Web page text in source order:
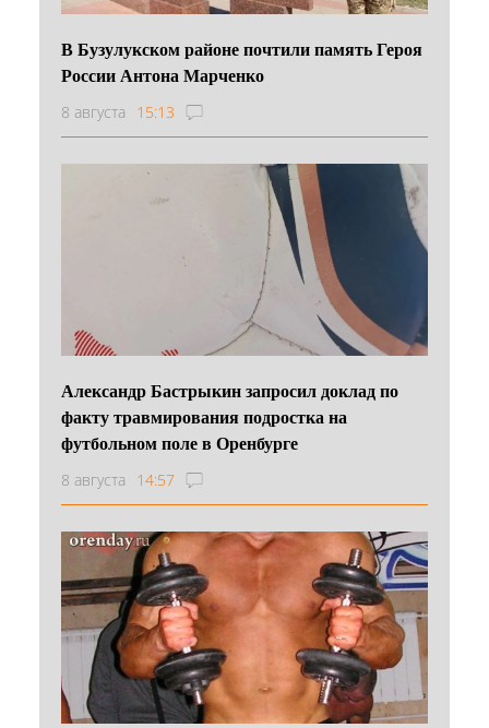
В Бузулукском районе почтили память Героя
России Антона Марченко
8 августа 15:13
Александр Бастрыкин запросил доклад по
факту травмирования подростка на
футбольном поле в Оренбурге
8 августа 14:57